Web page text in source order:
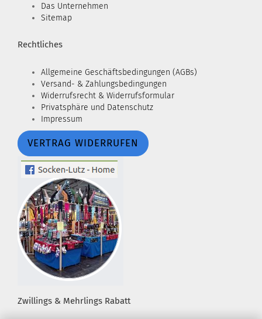
Das Unternehmen
Sitemap
Rechtliches
Allgemeine Geschäftsbedingungen (AGBs)
Versand- & Zahlungsbedingungen
Widerrufsrecht & Widerrufsformular
Privatsphäre und Datenschutz
Impressum
VERTRAG WIDERRUFEN
Zwillings & Mehrlings Rabatt